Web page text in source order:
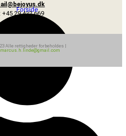
29 422 669
Forside
Alle rettigheder forbeholdes |